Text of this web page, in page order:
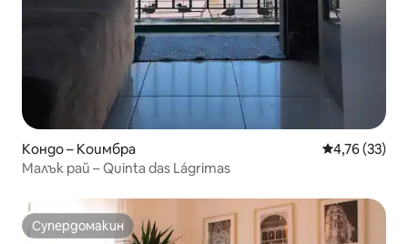
Кондо – Коимбра Средна
4,76 (33)
Малък рай – Quinta das Lágrimas
Супердомакин
Супердомакин